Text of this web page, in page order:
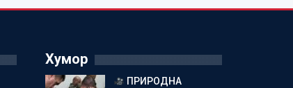
Хумор
ПРИРОДНА